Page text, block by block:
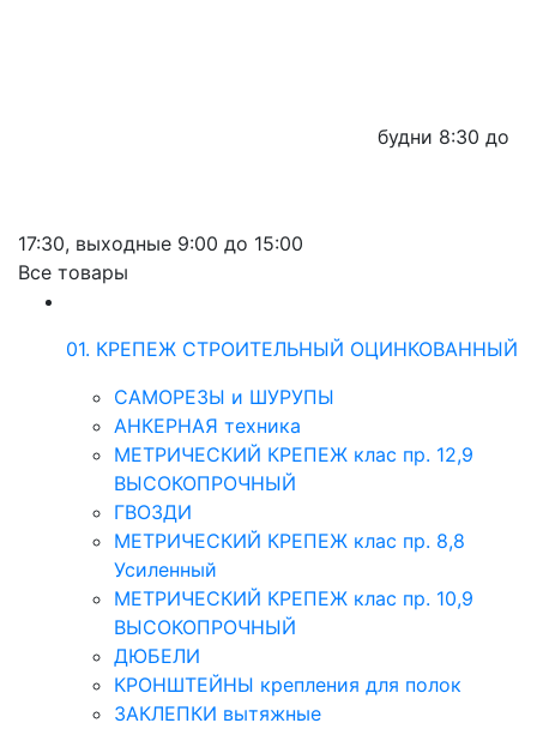
будни 8:30 до
17:30, выходные 9:00 до 15:00
Все товары
01. КРЕПЕЖ СТРОИТЕЛЬНЫЙ ОЦИНКОВАННЫЙ
САМОРЕЗЫ и ШУРУПЫ
АНКЕРНАЯ техника
МЕТРИЧЕСКИЙ КРЕПЕЖ клас пр. 12,9
ВЫСОКОПРОЧНЫЙ
ГВОЗДИ
МЕТРИЧЕСКИЙ КРЕПЕЖ клас пр. 8,8
Усиленный
МЕТРИЧЕСКИЙ КРЕПЕЖ клас пр. 10,9
ВЫСОКОПРОЧНЫЙ
ДЮБЕЛИ
КРОНШТЕЙНЫ крепления для полок
ЗАКЛЕПКИ вытяжные